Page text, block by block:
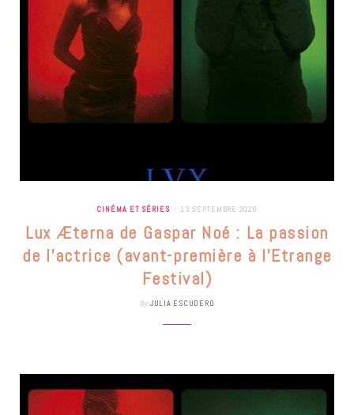
CINÉMA ET SÉRIES 13 SEPTEMBRE 2020
Lux Æterna de Gaspar Noé : La passion
de l’actrice (avant-première à l’Etrange
Festival)
by JULIA ESCUDERO